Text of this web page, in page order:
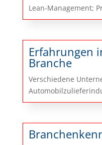
Lean-Management;
Erfahrungen
Branche
Verschiedene